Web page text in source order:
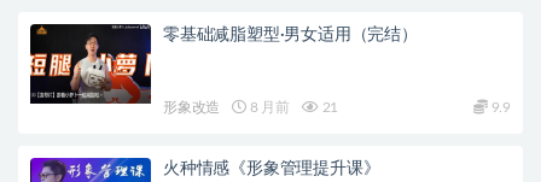
零基础减脂塑型·男女适用（完结）
形象改造 8 月前 21 9.9
火种情感《形象管理提升课》